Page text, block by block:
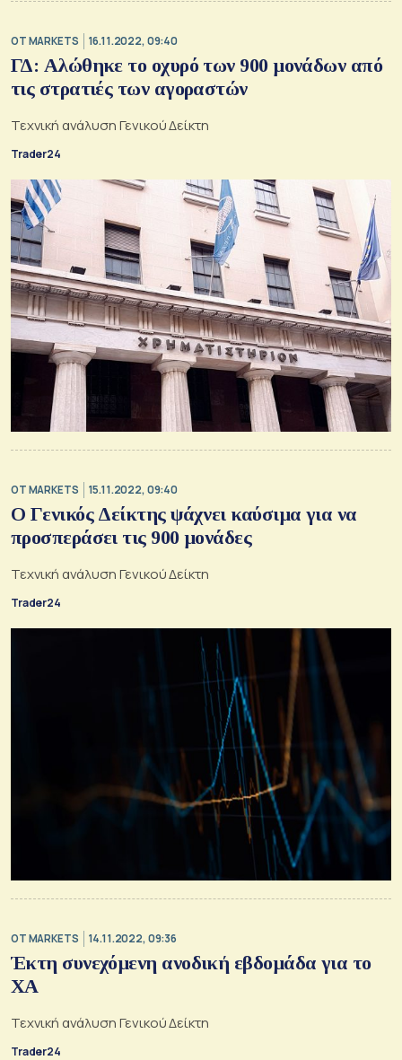
OT MARKETS 16.11.2022, 09:40
ΓΔ: Αλώθηκε το οχυρό των 900 μονάδων από
τις στρατιές των αγοραστών
Τεχνική ανάλυση Γενικού Δείκτη
Trader24
OT MARKETS 15.11.2022, 09:40
Ο Γενικός Δείκτης ψάχνει καύσιμα για να
προσπεράσει τις 900 μονάδες
Τεχνική ανάλυση Γενικού Δείκτη
Trader24
OT MARKETS 14.11.2022, 09:36
Έκτη συνεχόμενη ανοδική εβδομάδα για το
ΧΑ
Τεχνική ανάλυση Γενικού Δείκτη
Trader24